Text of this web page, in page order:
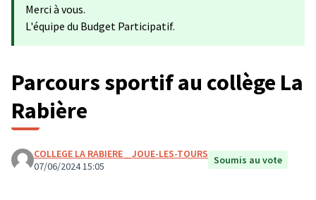
Merci à vous.
L'équipe du Budget Participatif.
Parcours sportif au collège La
Rabière
COLLEGE LA RABIERE _ JOUE-LES-TOURS
07/06/2024 15:05
Soumis au vote